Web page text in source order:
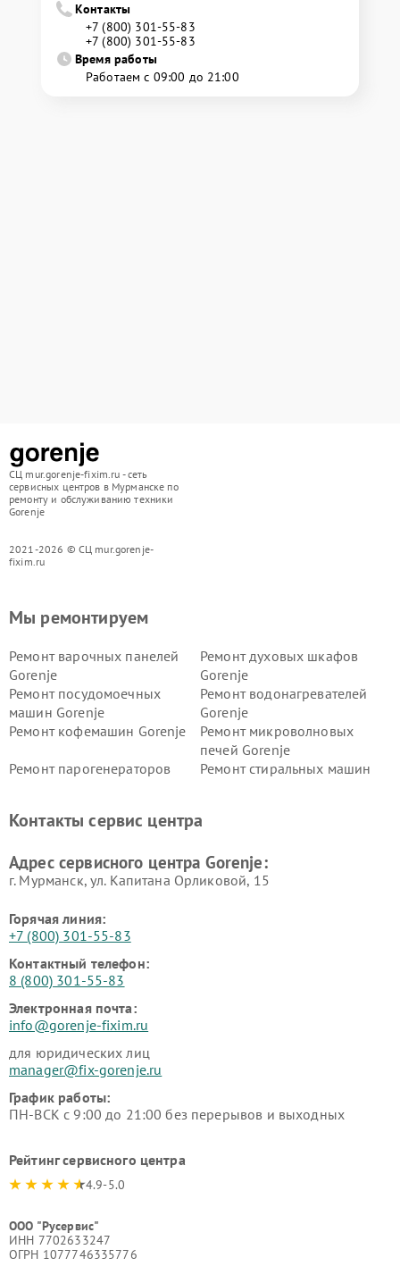
Контакты
+7 (800) 301-55-83
+7 (800) 301-55-83
Время работы
Работаем с 09:00 до 21:00
СЦ mur.gorenje-fixim.ru - сеть
сервисных центров в Мурманске по
ремонту и обслуживанию техники
Gorenje
2021-2026 © СЦ mur.gorenje-
fixim.ru
Мы ремонтируем
Ремонт варочных панелей
Gorenje
Ремонт духовых шкафов
Gorenje
Ремонт посудомоечных
машин Gorenje
Ремонт водонагревателей
Gorenje
Ремонт кофемашин Gorenje
Ремонт микроволновых
печей Gorenje
Ремонт парогенераторов
Ремонт стиральных машин
Контакты сервис центра
Адрес сервисного центра Gorenje:
г. Мурманск, ул. Капитана Орликовой, 15
Горячая линия:
+7 (800) 301-55-83
Контактный телефон:
8 (800) 301-55-83
Электронная почта:
info@gorenje-fixim.ru
для юридических лиц
manager@fix-gorenje.ru
График работы:
ПН-ВСК с 9:00 до 21:00 без перерывов и выходных
Рейтинг сервисного центра
4.9-5.0
ООО "Русервис"
ИНН 7702633247
ОГРН 1077746335776